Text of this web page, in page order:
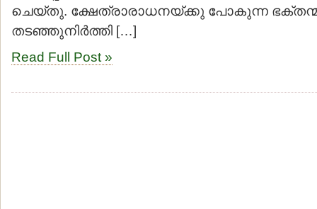
ചെയ്തു. ക്ഷേത്രാരാധനയ്ക്കു പോകുന്ന
തടഞ്ഞുനിര്‍ത്തി […]
Read Full Post »